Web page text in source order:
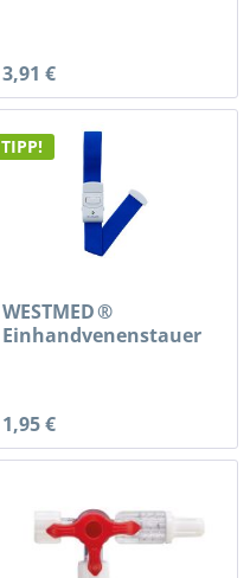
3,91 €
TIPP!
WESTMED ®
Einhandvenenstauer
1,95 €